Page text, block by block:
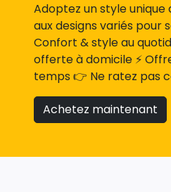
Adoptez un style
aux designs variés pour
Confort & style au
offerte à domicile ⚡
temps 👉 Ne ratez pas
Achetez maintenant